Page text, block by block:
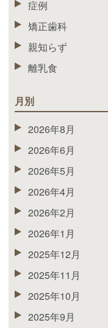
症例
矯正歯科
親知らず
離乳食
月別
2026年8月
2026年6月
2026年5月
2026年4月
2026年2月
2026年1月
2025年12月
2025年11月
2025年10月
2025年9月